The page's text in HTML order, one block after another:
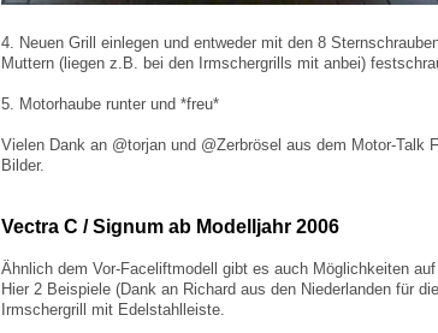
4. Neuen Grill einlegen und entweder mit den 8
Muttern (liegen z.B. bei den Irmschergrills mit anbei)
5. Motorhaube runter und *freu*
Vielen Dank an @torjan und @Zerbrösel aus dem Motor-Talk
Bilder.
Vectra C / Signum ab Modelljahr 2006
Ähnlich dem Vor-Faceliftmodell gibt es auch Möglichkeiten
Hier 2 Beispiele (Dank an Richard aus den Niederlanden für
Irmschergrill mit Edelstahlleiste.